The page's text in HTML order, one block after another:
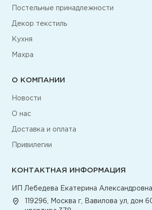
Постельные принадлежности
Декор текстиль
Кухня
Махра
О КОМПАНИИ
Новости
О нас
Доставка и оплата
Привилегии
КОНТАКТНАЯ ИНФОРМАЦИЯ
ИП Лебедева Екатерина Александровна
119296, Москва г, Вавилова ул, дом